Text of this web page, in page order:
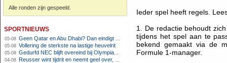
Alle ronden zijn gespeeld.
sportnieuws
05-08 Geen Qatar en Abu Dhabi? Dan eindigt Formule 1-seizoen mogelijk in Europa
05-08 Vollering de sterkste na lastige heuvelrit
05-08 Gedurfd NEC blijft overeind bij Olympiakos
04-08 Reusser wint tijdrit en neemt geel over, Nooijen knap tweede
Ieder spel heeft regels.
1. De redactie behoudt
tijdens het spel aan te
bekend gemaakt via de
Formule 1-manager.